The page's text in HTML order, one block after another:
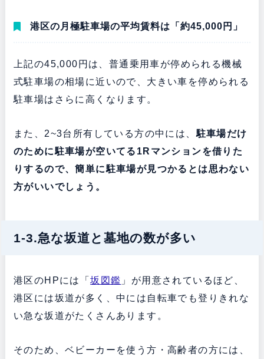
港区の月極駐車場の平均賃料は「約45,000円」
上記の45,000円は、普通乗用車が停められる機械
式駐車場の相場に近いので、大きい車を停められる
駐車場はさらに高くなります。
また、2~3台所有している方の中には、 駐車場だけ
のために駐車場が空いてる1Rマンションを借りた
りするので、簡単に駐車場が見つかるとは思わない
方がいいでしょう。
1-3.急な坂道と墓地の数が多い
港区のHPには「坂図鑑 」が用意されているほど、
港区には坂道が多く、中には自転車でも登りきれな
い急な坂道がたくさんあります。
そのため、ベビーカーを使う方・高齢者の方には、